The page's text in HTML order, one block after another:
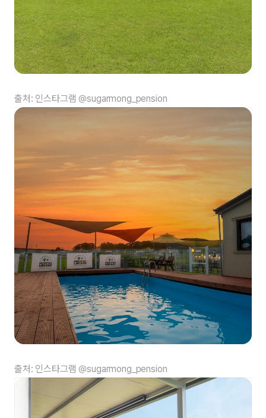
출처: 인스타그램 @sugarmong_pension
출처: 인스타그램 @sugarmong_pension